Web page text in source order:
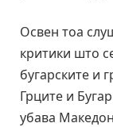
Освен тоа
критики што
бугарските и
Грците и
убава